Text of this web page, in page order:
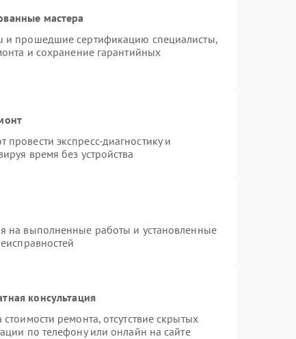
мастера
и прошедшие сертификацию специалисты,
и сохранение гарантийных
экспресс-диагностику и
время без устройства
на выполненные работы и установленные
консультация
ремонта, отсутствие скрытых
по телефону или онлайн на сайте